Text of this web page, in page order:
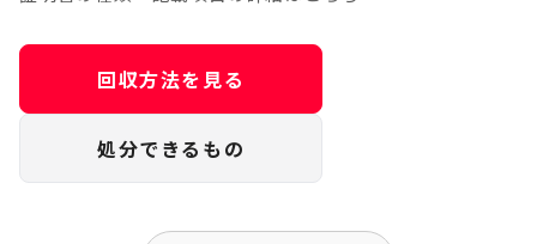
回収方法を見る
処分できるもの